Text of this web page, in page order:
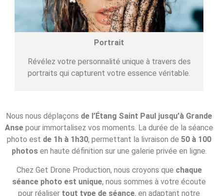
Portrait
Révélez votre personnalité unique à travers des
portraits qui capturent votre essence véritable.
Nous nous déplaçons de l’Étang Saint Paul jusqu’à Grande
Anse pour immortalisez vos moments. La durée de la séance
photo est de 1h à 1h30, permettant la livraison de 50 à 100
photosen haute définition sur une galerie privée en ligne.
Chez Get Drone Production, nous croyons que chaque
séance photo est unique, nous sommes à votre écoute
pour réaliser tout type de séance, en adaptant notre